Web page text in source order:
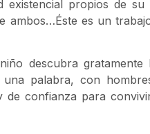
existencial propios de
ambos…Éste es un
descubra
palabra, con
de confianza para